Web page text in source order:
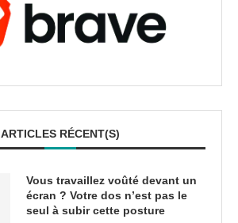
ARTICLES RÉCENT(S)
Vous travaillez voûté devant un
écran ? Votre dos n’est pas le
seul à subir cette posture